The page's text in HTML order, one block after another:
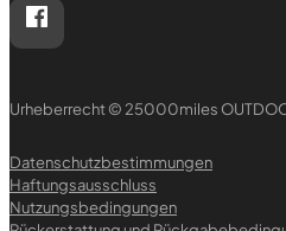
Folgen Sie 25000miles
Urheberrecht © 25000miles
Datenschutzbestimmungen
Haftungsausschluss
Nutzungsbedingungen